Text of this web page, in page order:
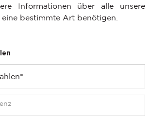
Informationen über alle unsere
bestimmte Art benötigen.